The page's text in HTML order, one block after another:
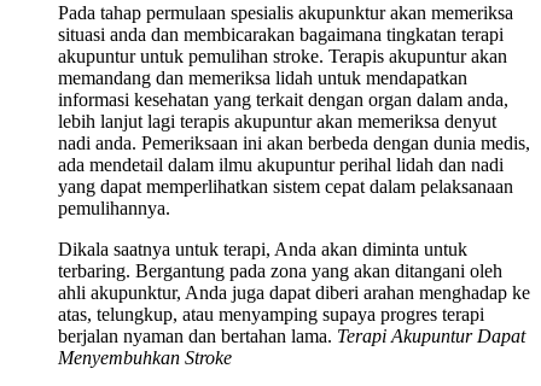
Pada tahap permulaan spesialis akupunktur akan memeriksa
situasi anda dan membicarakan bagaimana tingkatan terapi
akupuntur untuk pemulihan stroke. Terapis akupuntur akan
memandang dan memeriksa lidah untuk mendapatkan
informasi kesehatan yang terkait dengan organ dalam anda,
lebih lanjut lagi terapis akupuntur akan memeriksa denyut
nadi anda. Pemeriksaan ini akan berbeda dengan dunia medis,
ada mendetail dalam ilmu akupuntur perihal lidah dan nadi
yang dapat memperlihatkan sistem cepat dalam pelaksanaan
pemulihannya.
Dikala saatnya untuk terapi, Anda akan diminta untuk
terbaring. Bergantung pada zona yang akan ditangani oleh
ahli akupunktur, Anda juga dapat diberi arahan menghadap ke
atas, telungkup, atau menyamping supaya progres terapi
berjalan nyaman dan bertahan lama. Terapi Akupuntur Dapat
Menyembuhkan Stroke